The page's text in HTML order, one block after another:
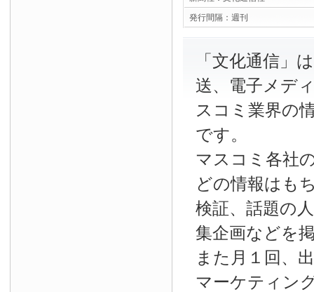
発行間隔： 週刊
「文化通信」
送、電子メデ
スコミ業界の
です。
マスコミ各社
どの情報はも
検証、話題の
集企画などを
また月１回、
マーケティン